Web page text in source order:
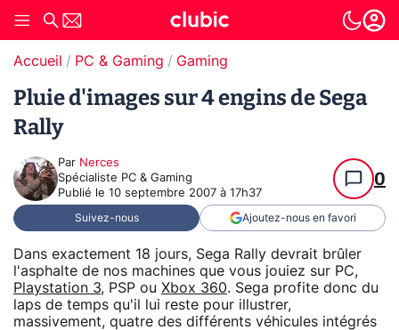
Accueil PC & Gaming Gaming
Pluie d'images sur 4 engins de Sega
Rally
Par Nerces
Spécialiste PC & Gaming
Publié le 10 septembre 2007 à 17h37
0
Suivez-nous Ajoutez-nous en favori
Dans exactement 18 jours, Sega Rally devrait brûler
l'asphalte de nos machines que vous jouiez sur PC,
Playstation 3, PSP ou Xbox 360. Sega profite donc du
laps de temps qu'il lui reste pour illustrer,
massivement, quatre des différents véhicules intégrés